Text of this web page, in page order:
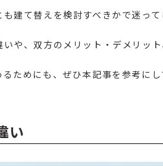
建て替えを検討すべきかで迷っ
や、双方のメリット・デメリッ
ためにも、ぜひ本記事を参考にし
い